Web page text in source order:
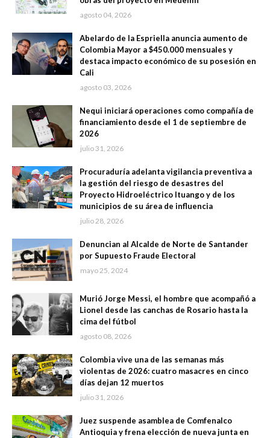
agosto 04, 2026
Abelardo de la Espriella anuncia aumento de
Colombia Mayor a $450.000 mensuales y
destaca impacto económico de su posesión en
Cali
agosto 03, 2026
Nequi iniciará operaciones como compañía de
financiamiento desde el 1 de septiembre de
2026
julio 31, 2026
Procuraduría adelanta vigilancia preventiva a
la gestión del riesgo de desastres del
Proyecto Hidroeléctrico Ituango y de los
municipios de su área de influencia
julio 28, 2026
Denuncian al Alcalde de Norte de Santander
por Supuesto Fraude Electoral
mayo 25, 2024
Murió Jorge Messi, el hombre que acompañó a
Lionel desde las canchas de Rosario hasta la
cima del fútbol
agosto 08, 2026
Colombia vive una de las semanas más
violentas de 2026: cuatro masacres en cinco
días dejan 12 muertos
julio 31, 2026
Juez suspende asamblea de Comfenalco
Antioquia y frena elección de nueva junta en